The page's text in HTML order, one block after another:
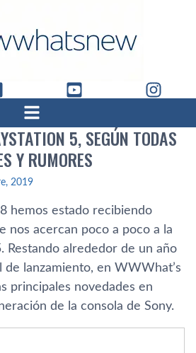
5, SEGÚN TODAS
Y RUMORES
2019
hemos estado recibiendo
nos acercan poco a poco a la
Restando alrededor de un año
de lanzamiento, en WWWhat’s
principales novedades en
de la consola de Sony.